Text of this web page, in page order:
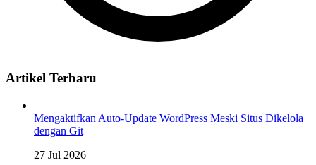
Artikel Terbaru
Mengaktifkan Auto-Update WordPress Meski Situs Dikelola
dengan Git
27 Jul 2026